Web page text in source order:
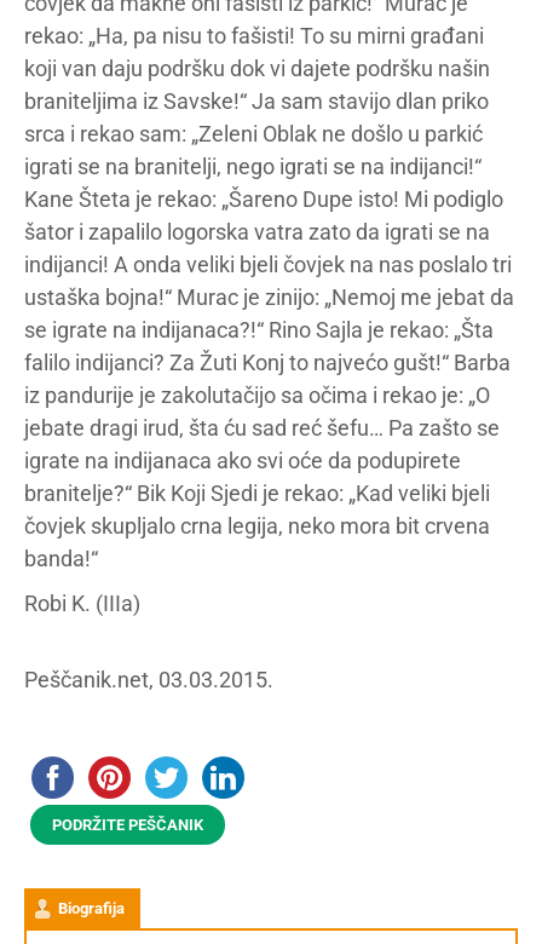
rekao: „Ha, pa nisu to fašisti! To su mirni građani
koji van daju podršku dok vi dajete podršku našin
braniteljima iz Savske!“ Ja sam stavijo dlan priko
srca i rekao sam: „Zeleni Oblak ne došlo u parkić
igrati se na branitelji, nego igrati se na indijanci!“
Kane Šteta je rekao: „Šareno Dupe isto! Mi podiglo
šator i zapalilo logorska vatra zato da igrati se na
indijanci! A onda veliki bjeli čovjek na nas poslalo tri
ustaška bojna!“ Murac je zinijo: „Nemoj me jebat da
se igrate na indijanaca?!“ Rino Sajla je rekao: „Šta
falilo indijanci? Za Žuti Konj to najvećo gušt!“ Barba
iz pandurije je zakolutačijo sa očima i rekao je: „O
jebate dragi irud, šta ću sad reć šefu… Pa zašto se
igrate na indijanaca ako svi oće da podupirete
branitelje?“ Bik Koji Sjedi je rekao: „Kad veliki bjeli
čovjek skupljalo crna legija, neko mora bit crvena
banda!“
Robi K. (IIIa)
Peščanik.net, 03.03.2015.
PODRŽITE PEŠČANIK
Biografija